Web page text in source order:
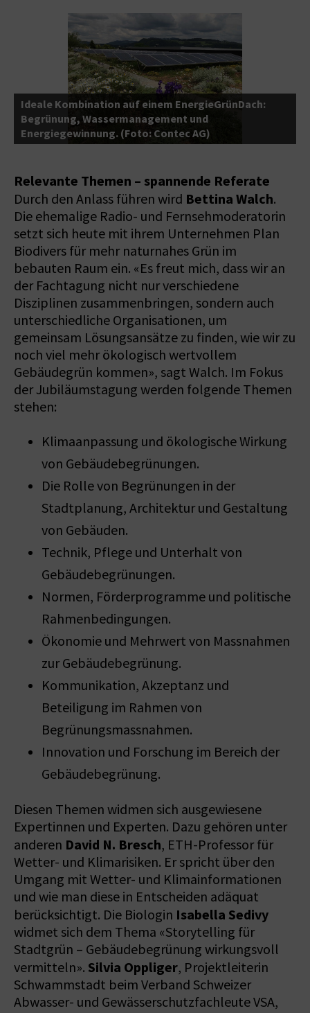
Ideale Kombination auf einem EnergieGrünDach:
Begrünung, Wassermanagement und
Energiegewinnung. (Foto: Contec AG)
Relevante Themen – spannende Referate
Durch den Anlass führen wird Bettina Walch.
Die ehemalige Radio- und Fernsehmoderatorin
setzt sich heute mit ihrem Unternehmen Plan
Biodivers für mehr naturnahes Grün im
bebauten Raum ein. «Es freut mich, dass wir an
der Fachtagung nicht nur verschiedene
Disziplinen zusammenbringen, sondern auch
unterschiedliche Organisationen, um
gemeinsam Lösungsansätze zu finden, wie wir zu
noch viel mehr ökologisch wertvollem
Gebäudegrün kommen», sagt Walch. Im Fokus
der Jubiläumstagung werden folgende Themen
stehen:
Klimaanpassung und ökologische Wirkung
von Gebäudebegrünungen.
Die Rolle von Begrünungen in der
Stadtplanung, Architektur und Gestaltung
von Gebäuden.
Technik, Pflege und Unterhalt von
Gebäudebegrünungen.
Normen, Förderprogramme und politische
Rahmenbedingungen.
Ökonomie und Mehrwert von Massnahmen
zur Gebäudebegrünung.
Kommunikation, Akzeptanz und
Beteiligung im Rahmen von
Begrünungsmassnahmen.
Innovation und Forschung im Bereich der
Gebäudebegrünung.
Diesen Themen widmen sich ausgewiesene
Expertinnen und Experten. Dazu gehören unter
anderen David N. Bresch, ETH-Professor für
Wetter- und Klimarisiken. Er spricht über den
Umgang mit Wetter- und Klimainformationen
und wie man diese in Entscheiden adäquat
berücksichtigt. Die Biologin Isabella Sedivy
widmet sich dem Thema «Storytelling für
Stadtgrün – Gebäudebegrünung wirkungsvoll
vermitteln». Silvia Oppliger, Projektleiterin
Schwammstadt beim Verband Schweizer
Abwasser- und Gewässerschutzfachleute VSA,